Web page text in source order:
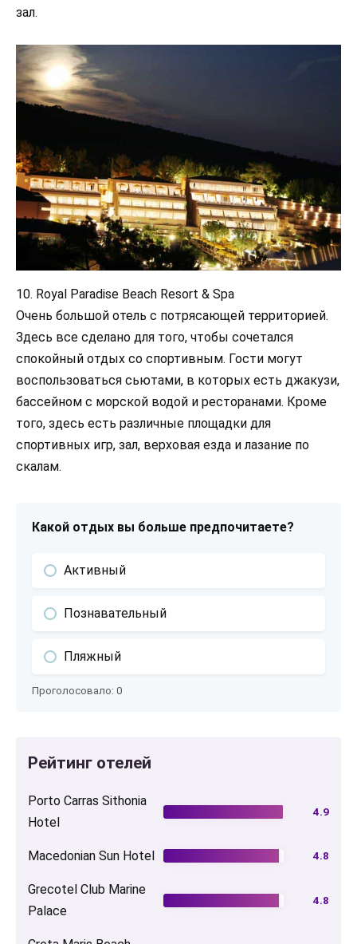
зал.
10. Royal Paradise Beach Resort & Spa
Очень большой отель с потрясающей территорией.
Здесь все сделано для того, чтобы сочетался
спокойный отдых со спортивным. Гости могут
воспользоваться сьютами, в которых есть джакузи,
бассейном с морской водой и ресторанами. Кроме
того, здесь есть различные площадки для
спортивных игр, зал, верховая езда и лазание по
скалам.
Какой отдых вы больше предпочитаете?
Активный
Познавательный
Пляжный
Проголосовало: 0
Рейтинг отелей
Porto Carras Sithonia
Hotel
4.9
Macedonian Sun Hotel 4.8
Grecotel Club Marine
Palace
4.8